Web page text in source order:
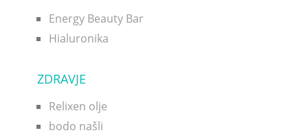
Energy Beauty Bar
Hialuronika
ZDRAVJE
Relixen olje
bodo našli